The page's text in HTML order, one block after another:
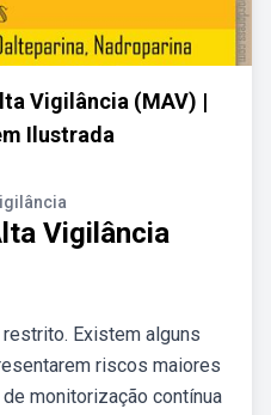
Vigilância (MAV) |
Ilustrada
Vigilância
Existem alguns
riscos maiores
monitorização contínua